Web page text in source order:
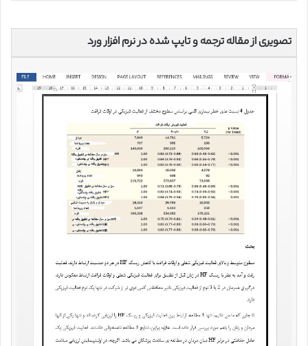
تصویری از مقاله ترجمه و تایپ شده در نرم افزار ورد